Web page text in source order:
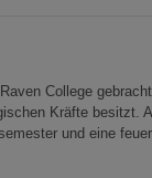
College
Kräfte besitzt.
und eine